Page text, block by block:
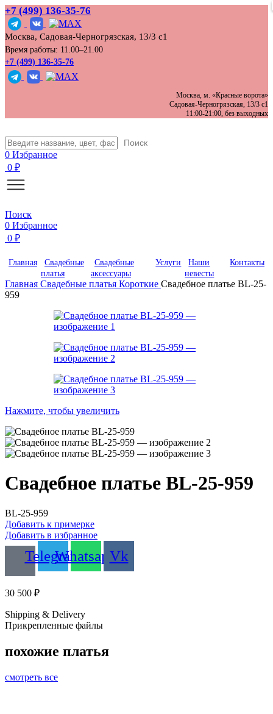
+7 (499) 136‑35‑76
Москва, Садовая-Черногрязская, 13/3 с1
Время работы: 11.00–21.00
+7 (499) 136-35-76
Москва, м. «Красные ворота»
Садовая-Черногрязская, 13/3 с1
11:00-21:00, без выходных
Поиск
0 Избранное
0 ₽
Поиск
0 Избранное
0 ₽
Главная
Свадебные
платья
Свадебные
аксессуары
Услуги
Наши
невесты
Контакты
Главная Свадебные платья Короткие Свадебное платье BL-25-
959
Нажмите, чтобы увеличить
Свадебное платье BL-25-959
BL-25-959
Добавить к примерке
Добавить в избранное
TelegramWhatsappVk
30 500 ₽
Shipping & Delivery
Прикрепленные файлы
похожие платья
смотреть все